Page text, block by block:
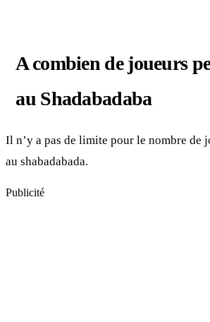
A combien de joueurs
au Shadabadaba
Il n’y a pas de limite pour le nombre de
au shabadabada.
Publicité